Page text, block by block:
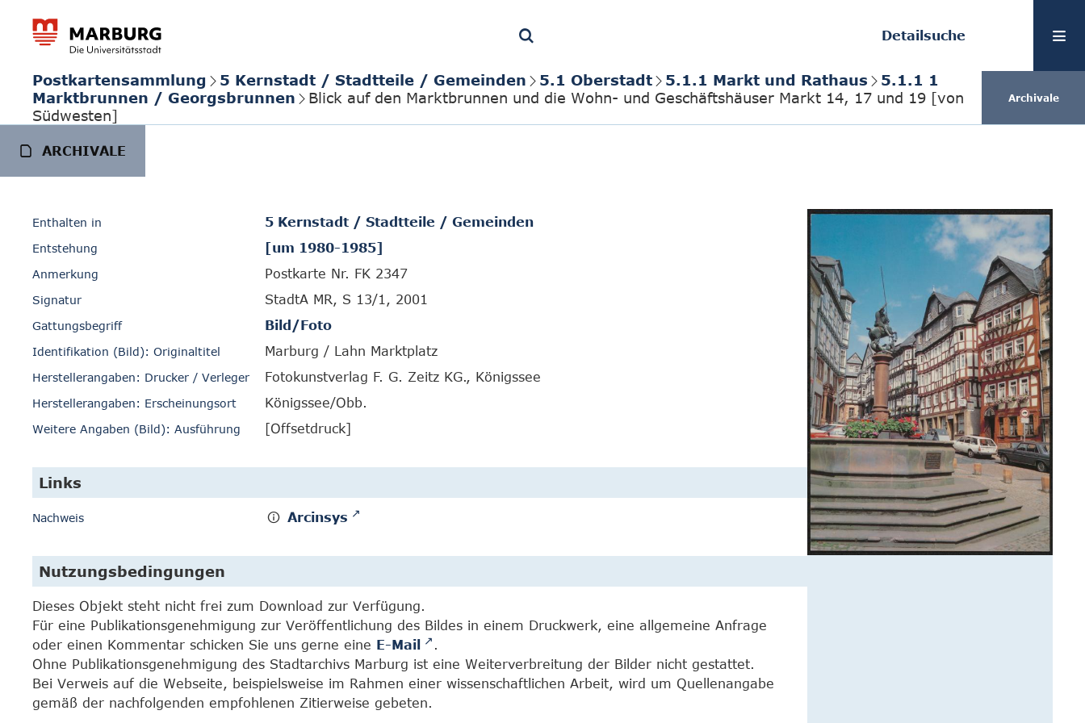
Detailsuche
Postkartensammlung 5 Kernstadt / Stadtteile / Gemeinden 5.1 Oberstadt 5.1.1 Markt und Rathaus
5.1.1 1
Marktbrunnen / Georgsbrunnen
Blick auf den Marktbrunnen und die Wohn- und Geschäftshäuser Markt 14, 17 und 19 [von
Südwesten]
Archivale
ARCHIVALE
Enthalten in 5 Kernstadt / Stadtteile / Gemeinden
Entstehung [um 1980-1985]
Anmerkung Postkarte Nr. FK 2347
Signatur StadtA MR, S 13/1, 2001
Gattungsbegriff Bild/Foto
Identifikation (Bild): Originaltitel Marburg / Lahn Marktplatz
Herstellerangaben: Drucker / Verleger Fotokunstverlag F. G. Zeitz KG., Königssee
Herstellerangaben: Erscheinungsort Königssee/Obb.
Weitere Angaben (Bild): Ausführung [Offsetdruck]
Links
Nachweis Arcinsys
Nutzungsbedingungen
Dieses Objekt steht nicht frei zum Download zur Verfügung.
Für eine Publikationsgenehmigung zur Veröffentlichung des Bildes in einem Druckwerk, eine allgemeine Anfrage
oder einen Kommentar schicken Sie uns gerne eine E-Mail
.
Ohne Publikationsgenehmigung des Stadtarchivs Marburg ist eine Weiterverbreitung der Bilder nicht gestattet.
Bei Verweis auf die Webseite, beispielsweise im Rahmen einer wissenschaftlichen Arbeit, wird um Quellenangabe
gemäß der nachfolgenden empfohlenen Zitierweise gebeten.